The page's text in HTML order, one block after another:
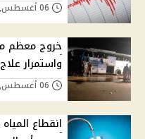
خروج معظم
واستمرار